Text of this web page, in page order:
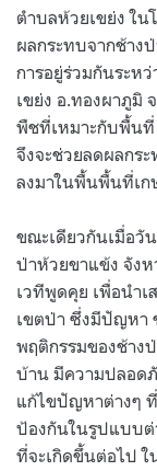
ตำบลห้วยเขย่ง ใน
ผลกระทบจากช้าง
การอยู่ร่วมกันระห
เขย่ง อ.ทองผาภูมิ
พืชที่เหมาะกับพื้นที่
จึงจะช่วยลดผลกร
ลงมาในพื้นพื้นที่เก
ขณะเดียวกันเมื่อวั
ป่าห้วยขาแข้ง จัง
เวทีพูดคุย เพื่อนำ
เขตป่า ซึ่งมีปัญหา
พฤติกรรมของช้าง
บ้าน มีความปลอด
แก้ไขปัญหาต่างๆ
ป้องกันในรูปแบบต่
ที่จะเกิดขึ้นต่อไป ใ